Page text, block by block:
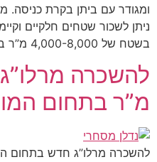
ומגודר עם ביתן בקרת כניסה.
ניתן לשכור שטחים חלקיים
בשטח של 4,000-8,000 מ”ר בגבהים של 8-9 מ’ מחיר […]
מ”ר בתחום